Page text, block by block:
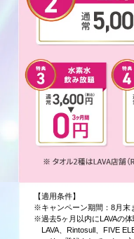
【適用条件】
※キャンペーン期間：8月末
※過去5ヶ月以内にLAVAの
LAVA、Rintosull、FIVE